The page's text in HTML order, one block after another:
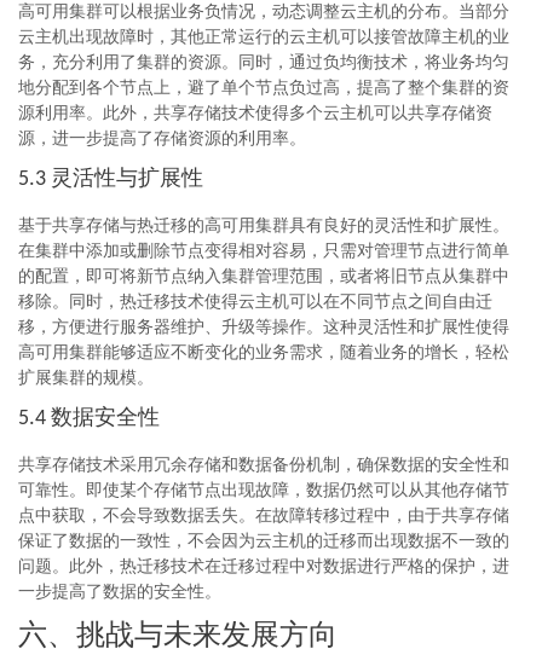
高可用集群可以根据业务负情况，动态调整云主机的分布。当部分
云主机出现故障时，其他正常运行的云主机可以接管故障主机的业
务，充分利用了集群的资源。同时，通过负均衡技术，将业务均匀
地分配到各个节点上，避了单个节点负过高，提高了整个集群的资
源利用率。此外，共享存储技术使得多个云主机可以共享存储资
源，进一步提高了存储资源的利用率。
5.3 灵活性与扩展性
基于共享存储与热迁移的高可用集群具有良好的灵活性和扩展性。
在集群中添加或删除节点变得相对容易，只需对管理节点进行简单
的配置，即可将新节点纳入集群管理范围，或者将旧节点从集群中
移除。同时，热迁移技术使得云主机可以在不同节点之间自由迁
移，方便进行服务器维护、升级等操作。这种灵活性和扩展性使得
高可用集群能够适应不断变化的业务需求，随着业务的增长，轻松
扩展集群的规模。
5.4 数据安全性
共享存储技术采用冗余存储和数据备份机制，确保数据的安全性和
可靠性。即使某个存储节点出现故障，数据仍然可以从其他存储节
点中获取，不会导致数据丢失。在故障转移过程中，由于共享存储
保证了数据的一致性，不会因为云主机的迁移而出现数据不一致的
问题。此外，热迁移技术在迁移过程中对数据进行严格的保护，进
一步提高了数据的安全性。
六、挑战与未来发展方向